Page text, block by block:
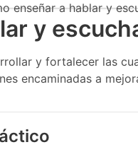
enseñar a hablar y
y
y fortalecer las
encaminadas a